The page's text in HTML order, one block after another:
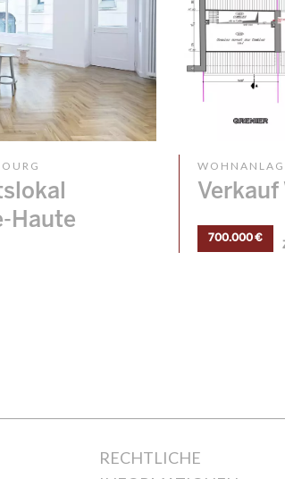
Haute
Verkauf
700.000 €
RECHTLICHE